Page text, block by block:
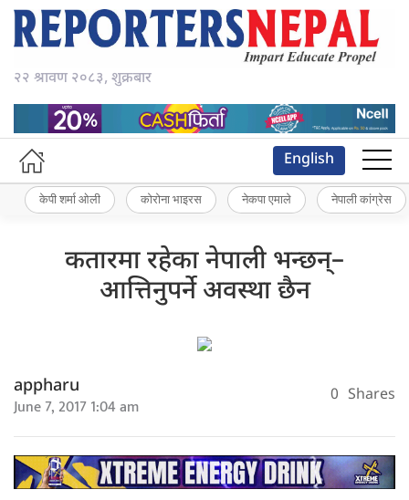
२२ श्रावण २०८३, शुक्रबार
English
केपी शर्मा ओली कोरोना भाइरस नेकपा एमाले नेपाली कांग्रेस
कतारमा रहेका नेपाली भन्छन्–
आत्तिनुपर्ने अवस्था छैन
appharu
June 7, 2017 1:04 am 0 Shares